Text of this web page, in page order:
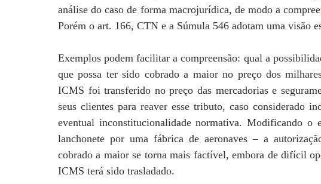
análise do caso de forma macrojurídica, de modo a
Porém o art. 166, CTN e a Súmula 546 adotam uma visão
Exemplos podem facilitar a compreensão: qual a
que possa ter sido cobrado a maior no preço dos
ICMS foi transferido no preço das mercadorias e
seus clientes para reaver esse tributo, caso considerado
eventual inconstitucionalidade normativa. Modificando
lanchonete por uma fábrica de aeronaves – a
cobrado a maior se torna mais factível, embora de difícil
ICMS terá sido trasladado.